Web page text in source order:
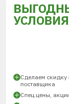
УСЛОВИЯ
Сделаем скидку
поставщика
Спец.цены,